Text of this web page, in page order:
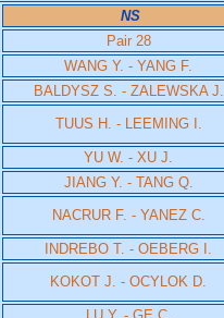
NS
Pair 28
WANG Y. - YANG F.
BALDYSZ S. - ZALEWSKA J.
TUUS H. - LEEMING I.
YU W. - XU J.
JIANG Y. - TANG Q.
NACRUR F. - YANEZ C.
INDREBO T. - OEBERG I.
KOKOT J. - OCYLOK D.